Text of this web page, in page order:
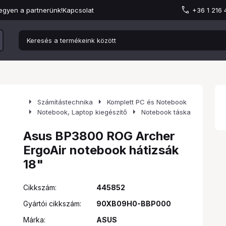
a partnerünk!Kapcsolat +36 1 216
arrow_right Számítástechnika arrow_right Komplett PC és Notebook
arrow_right Notebook, Laptop kiegészítő arrow_right Notebook táska
Asus BP3800 ROG Archer
ErgoAir notebook hátizsák
18"
Cikkszám:
445852
Gyártói cikkszám:
90XB09H0-BBP000
Márka:
ASUS